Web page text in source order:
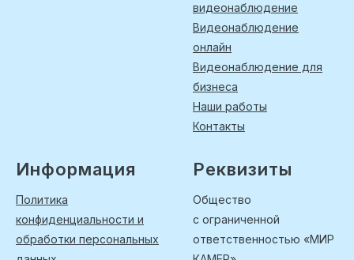
видеонаблюдение
Видеонаблюдение
онлайн
Видеонаблюдение для
бизнеса
Наши работы
Контакты
Информация
Политика
конфиденциальности и
обработки персональных
Реквизиты
Общество
с ограниченной
ответственностью «МИР